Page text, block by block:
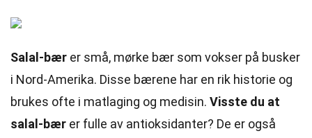
Salal-bær er små, mørke bær som vokser på busker
i Nord-Amerika. Disse bærene har en rik historie og
brukes ofte i matlaging og medisin. Visste du at
salal-bær er fulle av antioksidanter? De er også